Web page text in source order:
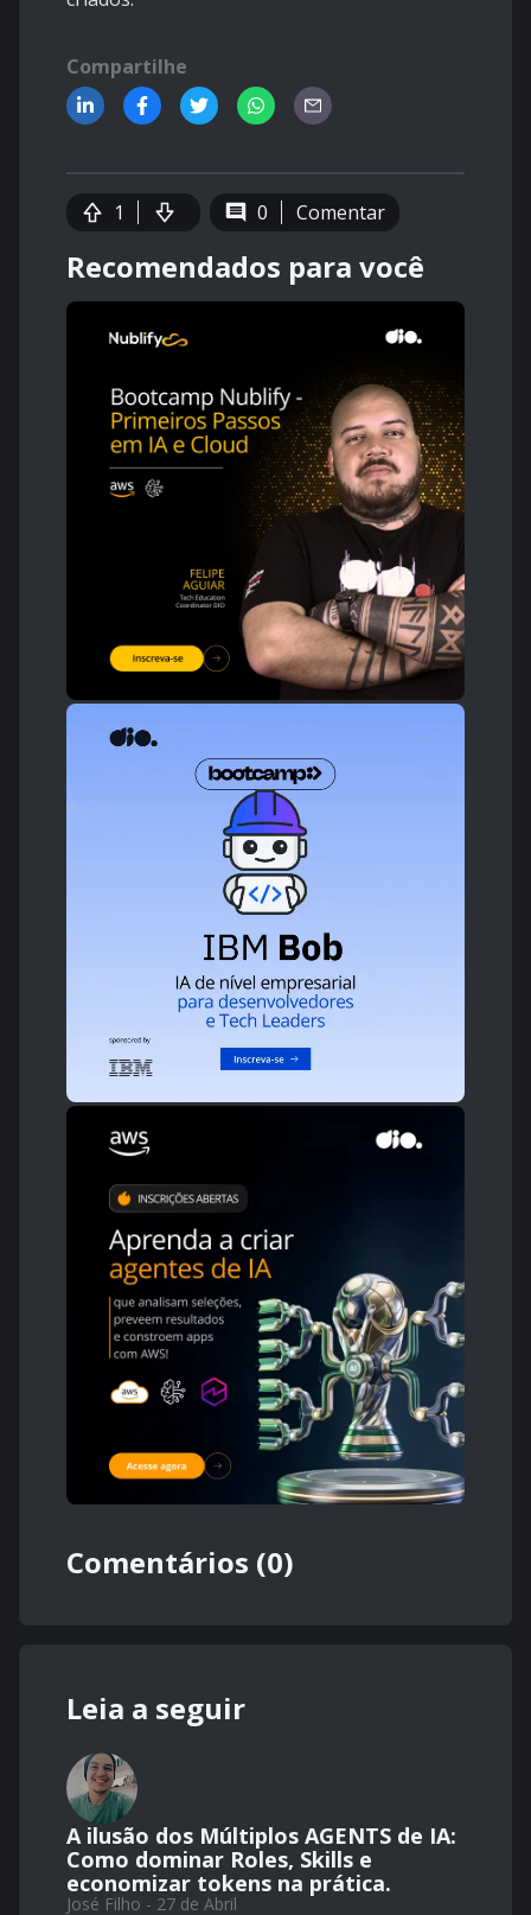
Compartilhe
1 0 Comentar
Recomendados para você
Comentários (0)
Leia a seguir
A ilusão dos Múltiplos AGENTS de IA:
Como dominar Roles, Skills e
economizar tokens na prática.
José Filho - 27 de Abril